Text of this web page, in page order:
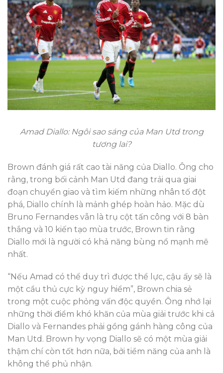
Amad Diallo: Ngôi sao sáng của Man Utd trong
tương lai?
Brown đánh giá rất cao tài năng của Diallo. Ông cho
rằng, trong bối cảnh Man Utd đang trải qua giai
đoạn chuyển giao và tìm kiếm những nhân tố đột
phá, Diallo chính là mảnh ghép hoàn hảo. Mặc dù
Bruno Fernandes vẫn là trụ cột tấn công với 8 bàn
thắng và 10 kiến tạo mùa trước, Brown tin rằng
Diallo mới là người có khả năng bùng nổ mạnh mẽ
nhất.
“Nếu Amad có thể duy trì được thể lực, cậu ấy sẽ là
một cầu thủ cực kỳ nguy hiểm”, Brown chia sẻ
trong một cuộc phỏng vấn độc quyền. Ông nhớ lại
những thời điểm khó khăn của mùa giải trước khi cả
Diallo và Fernandes phải gồng gánh hàng công của
Man Utd. Brown hy vọng Diallo sẽ có một mùa giải
thậm chí còn tốt hơn nữa, bởi tiềm năng của anh là
không thể phủ nhận.